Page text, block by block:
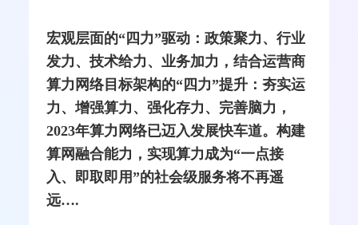
宏观层面的“四力”驱动：政策聚力、行业
发力、技术给力、业务加力，结合运营商
算力网络目标架构的“四力”提升：夯实运
力、增强算力、强化存力、完善脑力，
2023年算力网络已迈入发展快车道。构建
算网融合能力，实现算力成为“一点接
入、即取即用”的社会级服务将不再遥
远….